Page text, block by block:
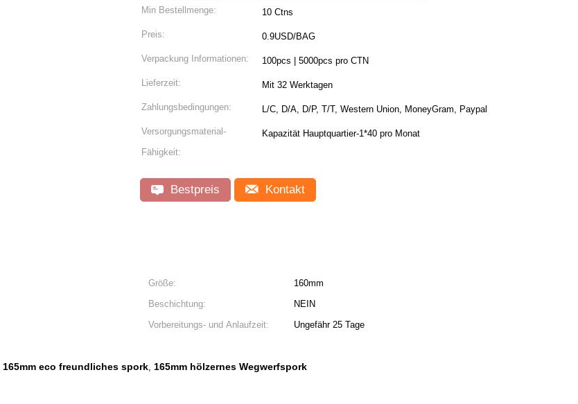
Min Bestellmenge: 10 Ctns
Preis: 0.9USD/BAG
Verpackung Informationen: 100pcs | 5000pcs pro CTN
Lieferzeit: Mit 32 Werktagen
Zahlungsbedingungen: L/C, D/A, D/P, T/T, Western Union, MoneyGram, Paypal
Versorgungsmaterial-
Fähigkeit:
Kapazität Hauptquartier-1*40 pro Monat
Bestpreis Kontakt
Größe:
160mm
Beschichtung:
NEIN
Vorbereitungs- und Anlaufzeit:
Ungefähr 25 Tage
165mm eco freundliches spork, 165mm hölzernes Wegwerfspork